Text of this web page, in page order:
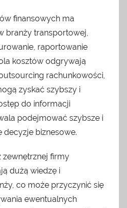
finansowych ma
branży transportowej,
raportowanie
kosztów odgrywają
rachunkowości,
zyskać szybszy i
do informacji
podejmować szybsze i
biznesowe.
zewnętrznej firmy
dużą wiedzę i
co może przyczynić się
ewentualnych